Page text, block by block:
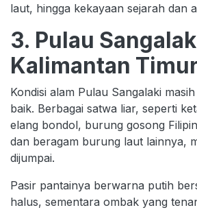
laut, hingga kekayaan sejarah dan
3. Pulau
Kalimantan
Kondisi alam Pulau Sangalaki
baik. Berbagai satwa liar, seperti
elang bondol, burung gosong
dan beragam burung laut lainnya,
dijumpai.
Pasir pantainya berwarna putih
halus, sementara ombak yang